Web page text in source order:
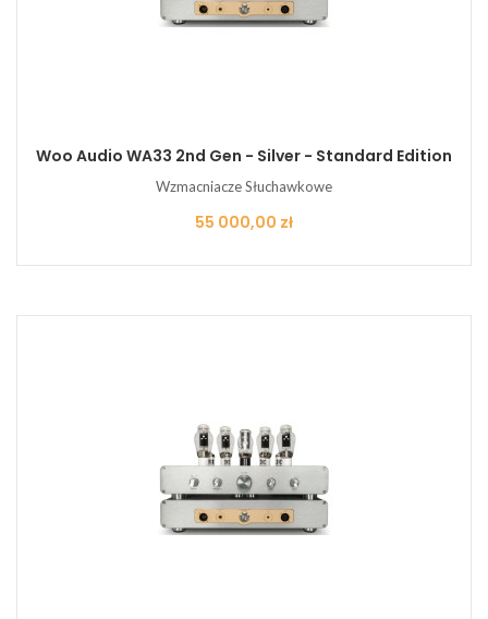
Woo Audio WA33 2nd Gen - Silver - Standard Edition
Wzmacniacze Słuchawkowe
Cena
55 000,00 zł